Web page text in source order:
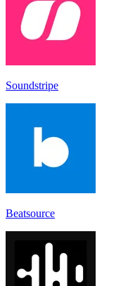
Soundstripe
Beatsource